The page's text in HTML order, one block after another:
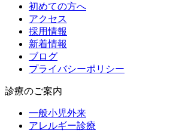
初めての方へ
アクセス
採用情報
新着情報
ブログ
プライバシーポリシー
診療のご案内
一般小児外来
アレルギー診療